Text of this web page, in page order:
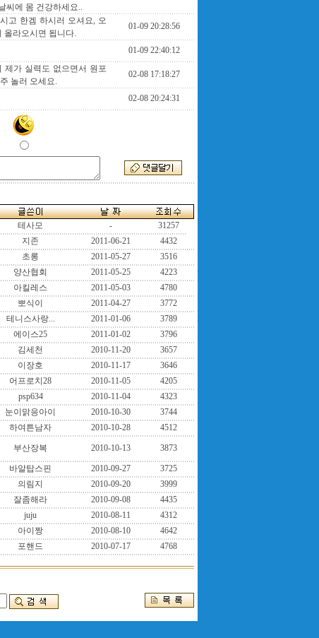
씨에 몸 건강하세요..
고 한겜 하시러 오셔요, 오
올라오시면 됩니다.
01-09 20:28:56
01-09 22:40:12
제가 실력도 없으면서 원포
놀러 오세요.
02-08 17:18:27
02-08 20:24:31
테사모 -
31257
지존 2011-06-21
4432
초롱 2011-05-27
3516
양산협회 2011-05-25
4223
아킬레스 2011-05-03
4780
뽀식이 2011-04-27
3772
테니스사랑... 2011-01-06
3789
에이스25 2011-01-02
3796
김세천 2010-11-20
3657
이장호 2010-11-17
3646
어프로치28 2010-11-05
4205
psp634 2010-11-04
4323
눈이맑응아이 2010-10-30
3744
하여튼남자 2010-10-28 4512
부산장복 2010-10-13 3873
바알탑스핀 2010-09-27
3725
의림지 2010-09-20
3999
잘좀해라 2010-09-08
4435
juju 2010-08-11
4312
아이짱 2010-08-10
4642
포핸드 2010-07-17 4768